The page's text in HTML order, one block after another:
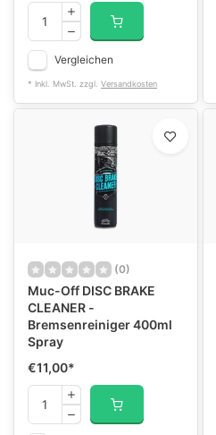
Vergleichen
* Inkl. MwSt. zzgl. Versandkosten
(0)
Muc-Off DISC BRAKE
CLEANER -
Bremsenreiniger 400ml
Spray
€11,00*